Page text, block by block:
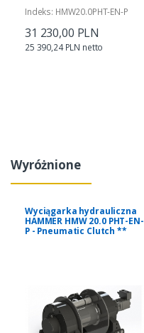
Indeks: HMW20.0PHT-EN-P
31 230,00 PLN
25 390,24 PLN netto
Wyróżnione
Wyciągarka hydrauliczna
HAMMER HMW 20.0 PHT-EN-
P - Pneumatic Clutch **